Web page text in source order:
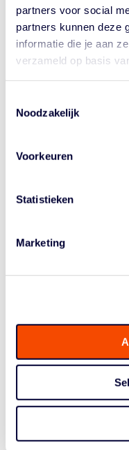
partners voor social
partners kunnen deze
informatie die je aan
verzameld op basis
Noodzakelijk
Voorkeuren
Statistieken
Marketing
7. Geen spullen op
Dit kan leiden tot het
de scheidsrechters.
opgelegd door de
worden verhaald op
8. Kinderen
Voor, tijdens en na
In geval van schade
9. Opvolgen
In zijn
van de hal
begeleiding door de
beveiliging en/of
aanwijzingen
aansprakelijk voor
Het maken van
geluidsopnamen ten
internet en/of